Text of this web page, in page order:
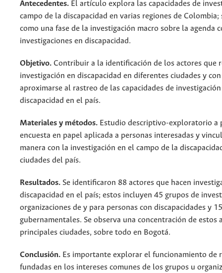
Antecedentes. El artículo explora las capacidades de
campo de la discapacidad en varias regiones de Colombia;
como una fase de la investigación macro sobre la agenda
investigaciones en discapacidad.
Objetivo. Contribuir a la identificación de los actores que
investigación en discapacidad en diferentes ciudades y
aproximarse al rastreo de las capacidades de
discapacidad en el país.
Materiales y métodos. Estudio descriptivo-exploratorio a
encuesta en papel aplicada a personas interesadas y
manera con la investigación en el campo de la
ciudades del país.
Resultados. Se identificaron 88 actores que hacen
discapacidad en el país; estos incluyen 45 grupos de
organizaciones de y para personas con discapacidades y
gubernamentales. Se observa una concentración de estos
principales ciudades, sobre todo en Bogotá.
Conclusión. Es importante explorar el funcionamiento de
fundadas en los intereses comunes de los grupos u